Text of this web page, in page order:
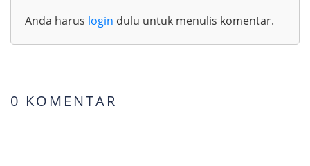
Anda harus login dulu untuk menulis komentar.
0 KOMENTAR